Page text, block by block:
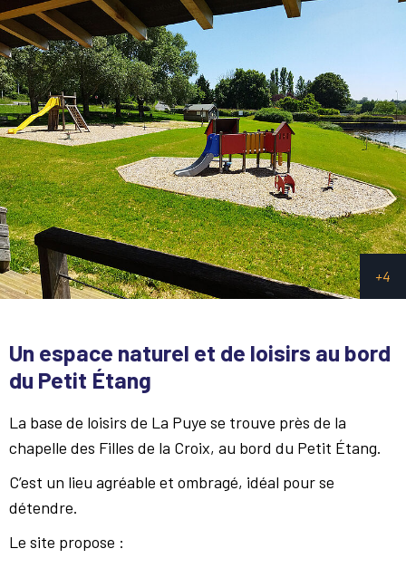
Un espace naturel et de loisirs au bord
du Petit Étang
La base de loisirs de La Puye se trouve près de la
chapelle des Filles de la Croix, au bord du Petit Étang.
C’est un lieu agréable et ombragé, idéal pour se
détendre.
Le site propose :